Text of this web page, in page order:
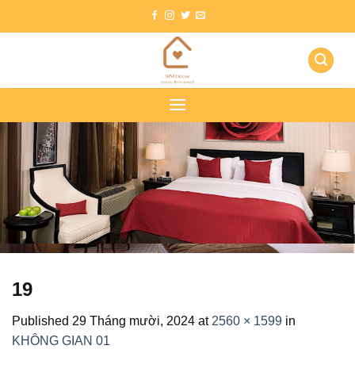
19
Published 29 Tháng mười, 2024 at 2560 × 1599 in
KHÔNG GIAN 01